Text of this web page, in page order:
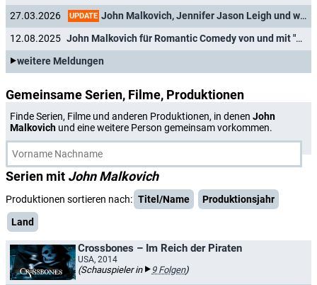
27.03.2026
UPDATE John Malkovich, Jennifer Jason Leigh und weitere Darsteller im neuen Amazon-Thriller "Bishop" dabei
12.08.2025
John Malkovich für Romantic Comedy von und mit "The White Lotus"-Darsteller verpflichtet
weitere Meldungen
Gemeinsame Serien, Filme, Produktionen
Finde Serien, Filme und anderen Produktionen, in denen John
Malkovich und eine weitere Person gemeinsam vorkommen.
Serien mit John Malkovich
Produktionen sortieren nach: Titel/Name
Produktionsjahr
Land
Crossbones – Im Reich der Piraten
USA, 2014
(Schauspieler in 9 Folgen)